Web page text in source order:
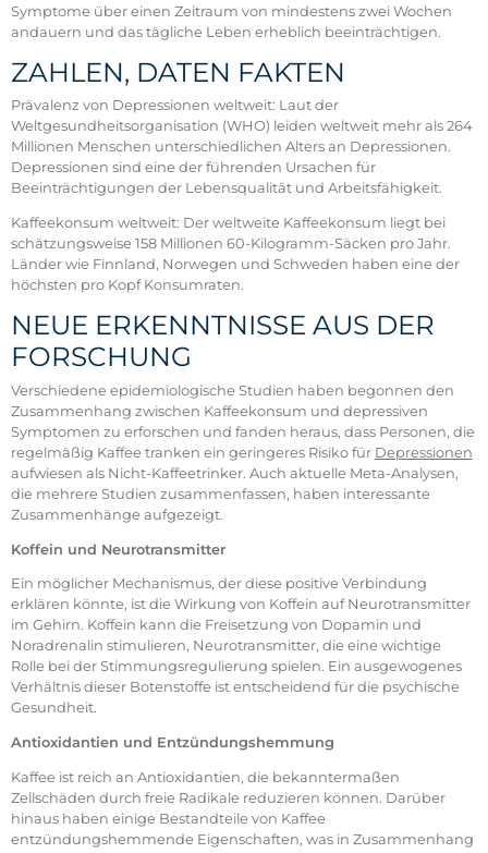
Symptome über einen Zeitraum von mindestens zwei Wochen
andauern und das tägliche Leben erheblich beeinträchtigen.
ZAHLEN, DATEN FAKTEN
Prävalenz von Depressionen weltweit: Laut der
Weltgesundheitsorganisation (WHO) leiden weltweit mehr als 264
Millionen Menschen unterschiedlichen Alters an Depressionen.
Depressionen sind eine der führenden Ursachen für
Beeinträchtigungen der Lebensqualität und Arbeitsfähigkeit.
Kaffeekonsum weltweit: Der weltweite Kaffeekonsum liegt bei
schätzungsweise 158 Millionen 60-Kilogramm-Säcken pro Jahr.
Länder wie Finnland, Norwegen und Schweden haben eine der
höchsten pro Kopf Konsumraten.
NEUE ERKENNTNISSE AUS DER
FORSCHUNG
Verschiedene epidemiologische Studien haben begonnen den
Zusammenhang zwischen Kaffeekonsum und depressiven
Symptomen zu erforschen und fanden heraus, dass Personen, die
regelmäßig Kaffee tranken ein geringeres Risiko für Depressionen
aufwiesen als Nicht-Kaffeetrinker. Auch aktuelle Meta-Analysen,
die mehrere Studien zusammenfassen, haben interessante
Zusammenhänge aufgezeigt.
Koffein und Neurotransmitter
Ein möglicher Mechanismus, der diese positive Verbindung
erklären könnte, ist die Wirkung von Koffein auf Neurotransmitter
im Gehirn. Koffein kann die Freisetzung von Dopamin und
Noradrenalin stimulieren, Neurotransmitter, die eine wichtige
Rolle bei der Stimmungsregulierung spielen. Ein ausgewogenes
Verhältnis dieser Botenstoffe ist entscheidend für die psychische
Gesundheit.
Antioxidantien und Entzündungshemmung
Kaffee ist reich an Antioxidantien, die bekanntermaßen
Zellschäden durch freie Radikale reduzieren können. Darüber
hinaus haben einige Bestandteile von Kaffee
entzündungshemmende Eigenschaften, was in Zusammenhang